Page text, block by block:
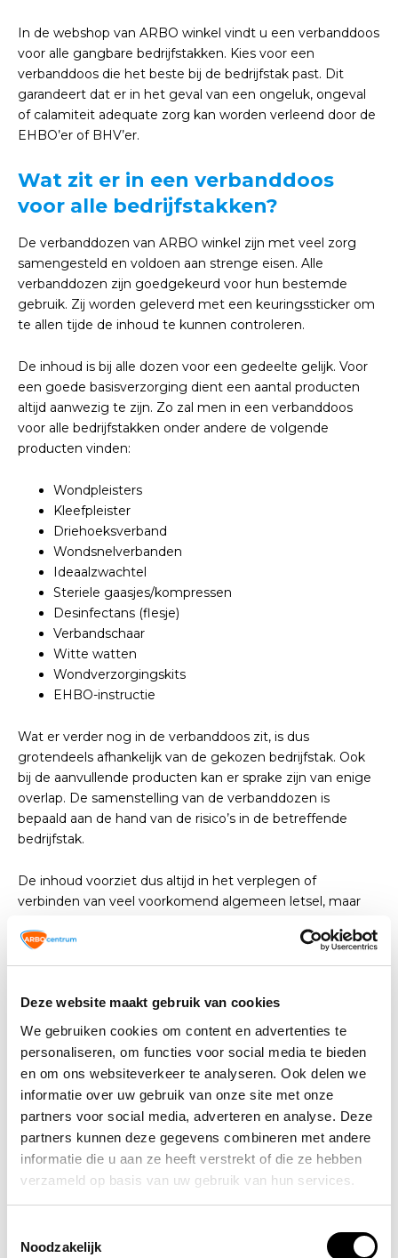
Deze website maakt gebruik van cookies
We gebruiken cookies om content en advertenties te
personaliseren, om functies voor social media te bieden
en om ons websiteverkeer te analyseren. Ook delen we
informatie over uw gebruik van onze site met onze
partners voor social media, adverteren en analyse. Deze
partners kunnen deze gegevens combineren met andere
informatie die u aan ze heeft verstrekt of die ze hebben
verzameld op basis van uw gebruik van hun services.
Noodzakelijk
In de webshop van ARBO winkel vindt u een verbanddoos
voor alle gangbare bedrijfstakken. Kies voor een
verbanddoos die het beste bij de bedrijfstak past. Dit
garandeert dat er in het geval van een ongeluk, ongeval
of calamiteit adequate zorg kan worden verleend door de
EHBO’er of BHV’er.
Wat zit er in een verbanddoos
voor alle bedrijfstakken?
De verbanddozen van ARBO winkel zijn met veel zorg
samengesteld en voldoen aan strenge eisen. Alle
verbanddozen zijn goedgekeurd voor hun bestemde
gebruik. Zij worden geleverd met een keuringssticker om
te allen tijde de inhoud te kunnen controleren.
De inhoud is bij alle dozen voor een gedeelte gelijk. Voor
een goede basisverzorging dient een aantal producten
altijd aanwezig te zijn. Zo zal men in een verbanddoos
voor alle bedrijfstakken onder andere de volgende
producten vinden:
Wondpleisters
Kleefpleister
Driehoeksverband
Wondsnelverbanden
Ideaalzwachtel
Steriele gaasjes/kompressen
Desinfectans (flesje)
Verbandschaar
Witte watten
Wondverzorgingskits
EHBO-instructie
Wat er verder nog in de verbanddoos zit, is dus
grotendeels afhankelijk van de gekozen bedrijfstak. Ook
bij de aanvullende producten kan er sprake zijn van enige
overlap. De samenstelling van de verbanddozen is
bepaald aan de hand van de risico’s in de betreffende
bedrijfstak.
De inhoud voorziet dus altijd in het verplegen of
verbinden van veel voorkomend algemeen letsel, maar
bedrijfstak afhankelijk zijn.
juiste bedrijfstak
In het aanbod van ARBO winkel is altijd een verbanddoos
voor de juiste bedrijfstak te vinden. Komt de bedrijfstak
waar u een verbanddoos voor zoek niet exact overeen
met het aanbod? Kies dan voor een verbanddoos voor
een bedrijfstak die hier zo veel mogelijk mee
overeenkomt.
gehouden met een brede toepassing. U bent verzekerd